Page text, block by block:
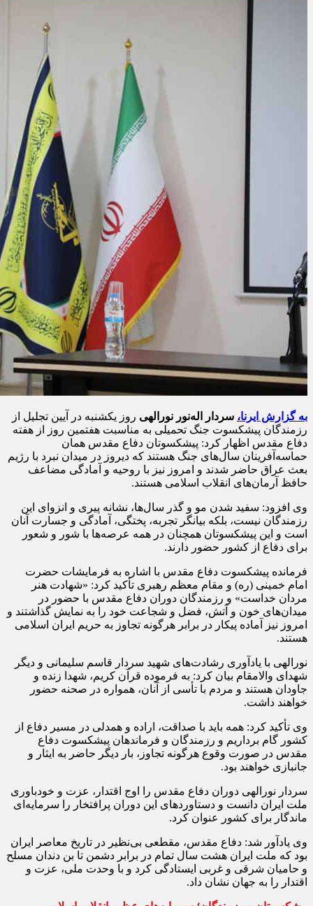
به گزارش ایرنا، سردار اله‌نور نورالهی روز یکشنبه در آیین تجلیل از
رزمندگان پیشکسوت جنگ تحمیلی به مناسبت هفتمین روز از هفته
دفاع مقدس اظهار کرد: پیشکسوتان دفاع مقدس همان
حماسه‌آفرینان سال‌های جنگ هستند که دیروز در میدان نبرد با رژیم
بعث عراق حاضر شدند و امروز نیز با روحیه و آمادگی مضاعف
حافظ آرمان‌های انقلاب اسلامی هستند.
وی افزود: سفید شدن مو و گذر سال‌ها، نشانه پیری و انزوای این
رزمندگان نیست، بلکه بیانگر تجربه، پختگی، آمادگی و جسارت آنان
است و این پیشکسوتان همچنان در همه عرصه‌ها با شور و شعور
برای دفاع از کشور حضور دارند.
فرمانده پیشکسوت دفاع مقدس با اشاره به فرمایشات حضرت
امام خمینی (ره) و مقام معظم رهبری تأکید کرد: «شهادت هنر
مردان خداست» و رزمندگان دوران دفاع مقدس با حضور در
میدان‌های خون و آتش، فضل و شجاعت خود را به نمایش گذاشتند و
امروز نیز آماده پیکار در برابر هرگونه تجاوز به حریم ایران اسلامی
هستند.
نورالهی با یادآوری رشادت‌های شهید سردار قاسم سلیمانی و دیگر
شهدای والامقام بیان کرد: به فرموده قرآن کریم، شهدا زنده و
جاودان هستند و مردم با تأسی از آنان، همواره در صحنه حضور
خواهند داشت.
وی تأکید کرد: همه باید با صداقت، اراده و همدلی در مسیر دفاع از
کشور گام برداریم و رزمندگان و فرماندهان پیشکسوت دفاع
مقدس در صورت وقوع هرگونه تجاوز، بار دیگر حاضر به ایثار و
جانبازی خواهند بود.
سردار نورالهی دوران دفاع مقدس را اوج اقتدار، عزت و خودباوری
ملت ایران دانست و دستاوردهای این دوران پرافتخار را سرمایه‌ای
ماندگار برای کشور عنوان کرد.
وی یادآور شد: دفاع مقدس، مقطعی بی‌نظیر در تاریخ معاصر ایران
بود که ملت ایران هشت سال تمام در برابر دشمن تا بن دندان مسلح
و حامیان شرقی و غربی ایستادگی کرد و با وحدت ملی، عزت و
اقتدار را به جهان نشان داد.